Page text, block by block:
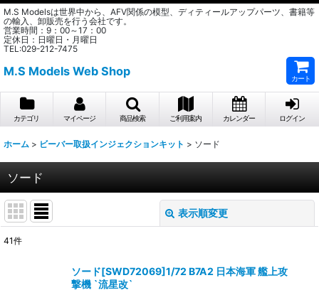
M.S Modelsは世界中から、AFV関係の模型、ディティールアップパーツ、書籍等
の輸入、卸販売を行う会社です。
営業時間：9：00～17：00
定休日：日曜日・月曜日
TEL:029-212-7475
M.S Models Web Shop
カート
カテゴリ マイページ 商品検索 ご利用案内 カレンダー ログイン
ホーム > ビーバー取扱インジェクションキット > ソード
ソード
表示順変更
41件
ソード[SWD72069]1/72 B7A2 日本海軍 艦上攻
撃機 `流星改`